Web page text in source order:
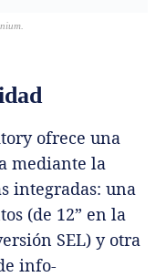
ofrece una
mediante la
integradas: una
(de 12” en la
SEL) y otra
info-